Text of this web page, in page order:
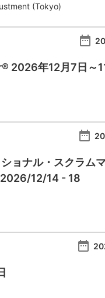
(Tokyo)
date_range
2026年12月7日～
date_range
ショナル・スクラ
12/14 - 18
date_range